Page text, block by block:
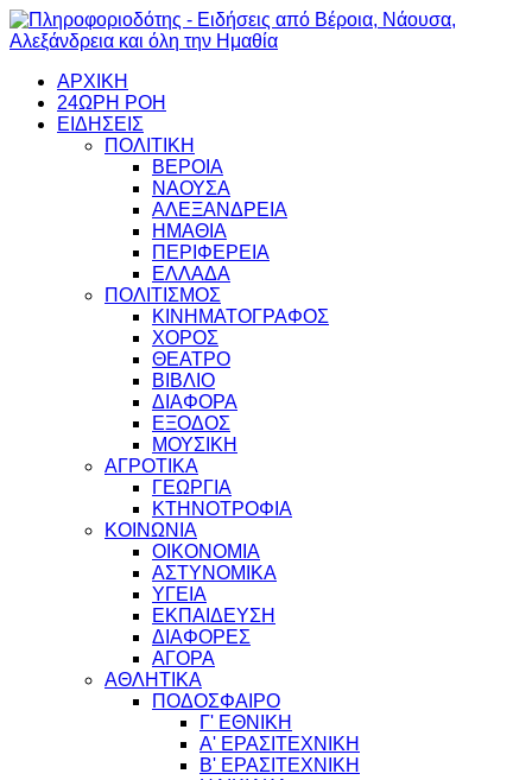
ΑΡΧΙΚΗ
24ΩΡΗ ΡΟΗ
ΕΙΔΗΣΕΙΣ
ΠΟΛΙΤΙΚΗ
ΒΕΡΟΙΑ
ΝΑΟΥΣΑ
ΑΛΕΞΑΝΔΡΕΙΑ
ΗΜΑΘΙΑ
ΠΕΡΙΦΕΡΕΙΑ
ΕΛΛΑΔΑ
ΠΟΛΙΤΙΣΜΟΣ
ΚΙΝΗΜΑΤΟΓΡΑΦΟΣ
ΧΟΡΟΣ
ΘΕΑΤΡΟ
ΒΙΒΛΙΟ
ΔΙΑΦΟΡΑ
ΕΞΟΔΟΣ
ΜΟΥΣΙΚΗ
ΑΓΡΟΤΙΚΑ
ΓΕΩΡΓΙΑ
ΚΤΗΝΟΤΡΟΦΙΑ
ΚΟΙΝΩΝΙΑ
ΟΙΚΟΝΟΜΙΑ
ΑΣΤΥΝΟΜΙΚΑ
ΥΓΕΙΑ
ΕΚΠΑΙΔΕΥΣΗ
ΔΙΑΦΟΡΕΣ
ΑΓΟΡΑ
ΑΘΛΗΤΙΚΑ
ΠΟΔΟΣΦΑΙΡΟ
Γ' ΕΘΝΙΚΗ
Α' ΕΡΑΣΙΤΕΧΝΙΚΗ
Β' ΕΡΑΣΙΤΕΧΝΙΚΗ